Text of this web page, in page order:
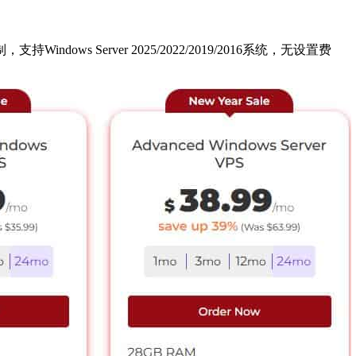
持Windows Server 2025/2022/2019/2016系统，无设置费